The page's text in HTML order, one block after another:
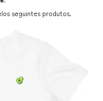
seguintes produtos.